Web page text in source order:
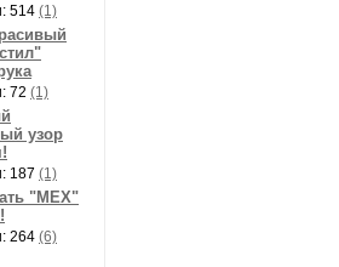
514 (1)
72 (1)
узор
187 (1)
"МЕХ"
264 (6)